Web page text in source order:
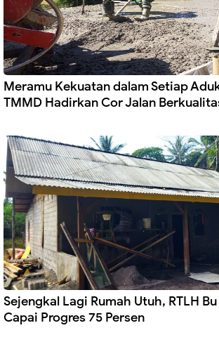
Meramu Kekuatan dalam Setiap
TMMD Hadirkan Cor Jalan
Sejengkal Lagi Rumah Utuh, RTLH
Capai Progres 75 Persen